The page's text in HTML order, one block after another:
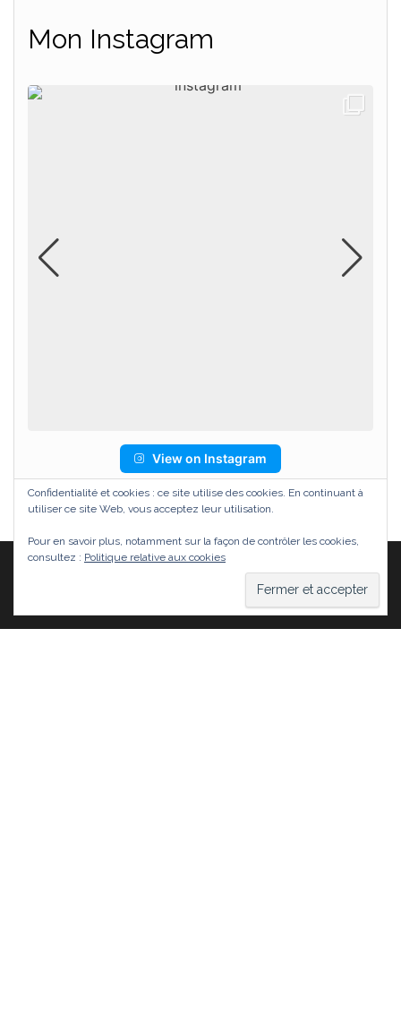
Mon Instagram
View on Instagram
WordPress |Thème :Head
Confidentialité et cookies : ce site utilise des cookies. En continuant à
utiliser ce site Web, vous acceptez leur utilisation.
Pour en savoir plus, notamment sur la façon de contrôler les cookies,
consultez : Politique relative aux cookies